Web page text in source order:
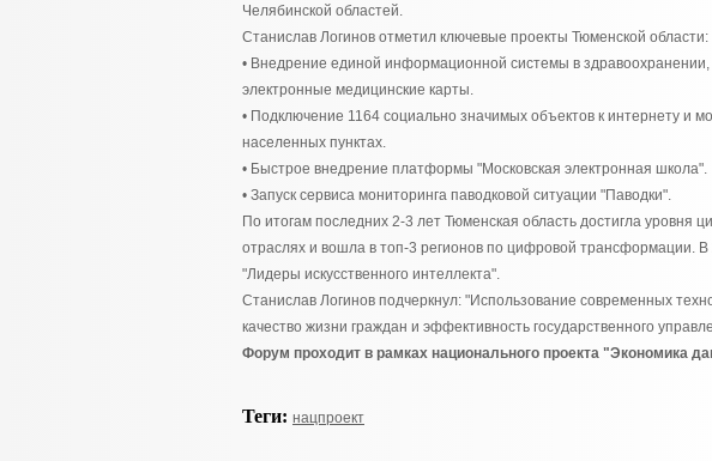
Челябинской областей.
Станислав Логинов отметил ключевые проекты Тюменской области:
• Внедрение единой информационной системы в
электронные медицинские карты.
• Подключение 1164 социально значимых объектов к интернету и
населенных пунктах.
• Быстрое внедрение платформы "Московская электронная школа".
• Запуск сервиса мониторинга паводковой ситуации "Паводки".
По итогам последних 2-3 лет Тюменская область достигла уровня
отраслях и вошла в топ-3 регионов по цифровой трансформации. В
"Лидеры искусственного интеллекта".
Станислав Логинов подчеркнул: "Использование современных
качество жизни граждан и эффективность государственного
Форум проходит в рамках национального проекта "Экономика
Теги: нацпроект